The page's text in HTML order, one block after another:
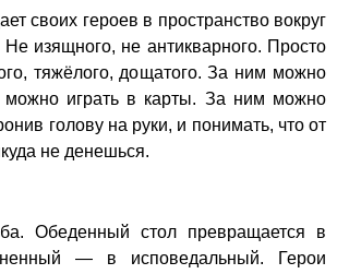
своих героев в пространство вокруг
Не изящного, не антикварного. Просто
тяжёлого, дощатого. За ним можно
играть в карты. За ним можно
голову на руки, и понимать, что от
не денешься.
Обеденный стол превращается в
— в исповедальный. Герои